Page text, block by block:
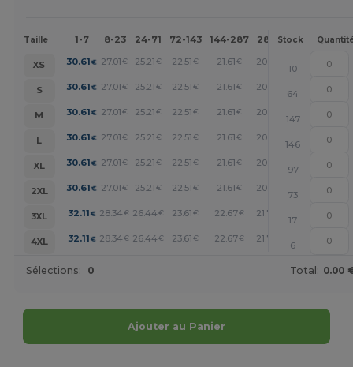
Taille 1-7 8-23 24-71 72-143 144-287 288 + Plus
Stock
XS 30.61 € 27.01 € 25.21€ 22.51 € 21.61€ 20.71
10
S
30.61 € 27.01 € 25.21€ 22.51 € 21.61€ 20.71
64
M
30.61 € 27.01 € 25.21€ 22.51 € 21.61€ 20.71 +
147
L
30.61 € 27.01 € 25.21€ 22.51 € 21.61€ 20.71 +
146
XL
30.61 € 27.01 € 25.21€ 22.51 € 21.61€ 20.71 +
97
2XL
30.61 € 27.01 € 25.21€ 22.51 € 21.61€ 20.71 +
73
3XL
32.11€ 28.34 € 26.44€ 23.61 € 22.67€ 21.72
17
4XL
32.11€ 28.34 € 26.44€ 23.61 € 22.67€ 21.72
6
Sélections: 0 Total: 0.00
Ajouter au Panier